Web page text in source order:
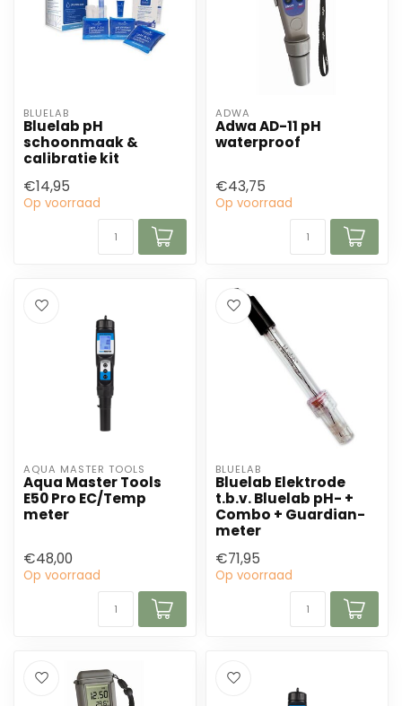
BLUELAB
Bluelab pH
schoonmaak &
calibratie kit
€14,95
Op voorraad
ADWA
Adwa AD-11 pH
waterproof
€43,75
Op voorraad
AQUA MASTER TOOLS
Aqua Master Tools
E50 Pro EC/Temp
meter
€48,00
Op voorraad
BLUELAB
Bluelab Elektrode
t.b.v. Bluelab pH- +
Combo + Guardian-
meter
€71,95
Op voorraad